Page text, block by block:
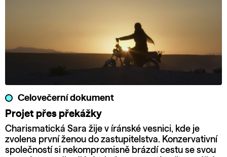
Celovečerní dokument
Projet přes překážky
Charismatická Sara žije v íránské vesnici, kde je
zvolena první ženou do zastupitelstva. Konzervativní
společností si nekompromisně brázdí cestu se svou